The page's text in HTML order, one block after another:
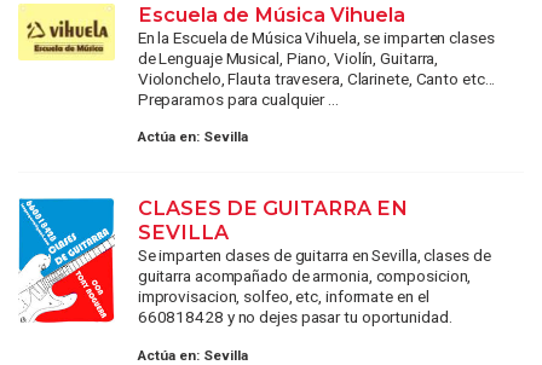
Escuela de Música Vihuela
En la Escuela de Música Vihuela, se imparten clases
de Lenguaje Musical, Piano, Violín, Guitarra,
Violonchelo, Flauta travesera, Clarinete, Canto etc...
Preparamos para cualquier ...
Actúa en: Sevilla
CLASES DE GUITARRA EN
SEVILLA
Se imparten clases de guitarra en Sevilla, clases de
guitarra acompañado de armonia, composicion,
improvisacion, solfeo, etc, informate en el
660818428 y no dejes pasar tu oportunidad.
Actúa en: Sevilla